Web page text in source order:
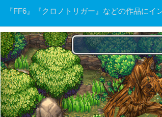
『FF6』『クロノトリガー』などの作品にイ